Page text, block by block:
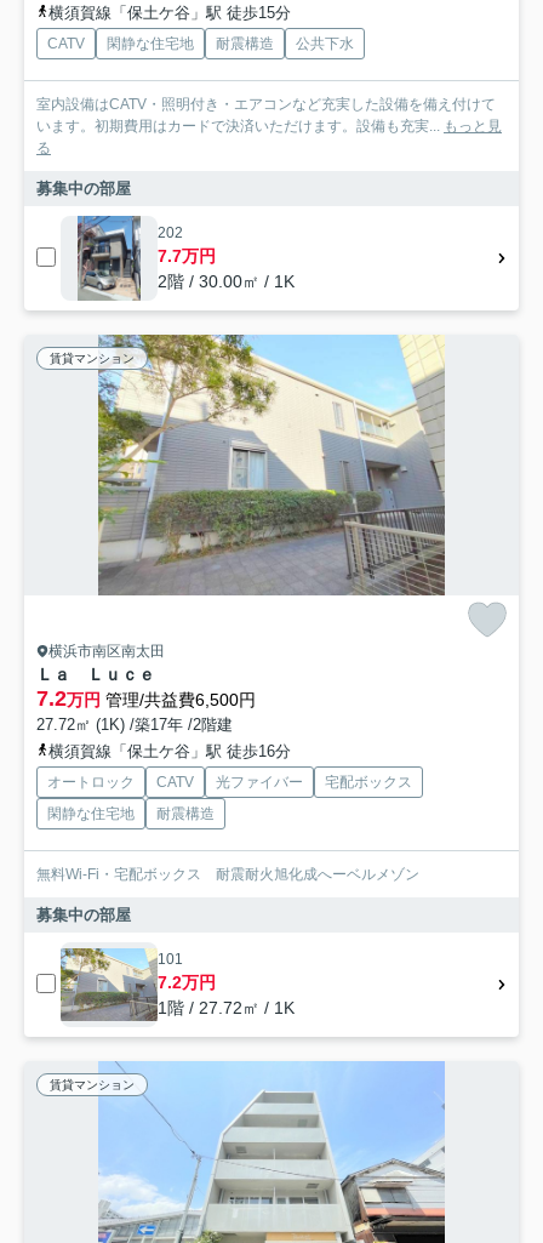
横須賀線「保土ケ谷」駅 徒歩15分
CATV 閑静な住宅地 耐震構造 公共下水
室内設備はCATV・照明付き・エアコンなど充実した設備を備え付けて
います。初期費用はカードで決済いただけます。設備も充実... もっと見
る
募集中の部屋
202
7.7万円
2階 / 30.00㎡ / 1K
賃貸マンション
横浜市南区南太田
Ｌａ Ｌｕｃｅ
7.2万円 管理/共益費6,500円
27.72㎡ (1K) /築17年 /2階建
横須賀線「保土ケ谷」駅 徒歩16分
オートロック CATV 光ファイバー
宅配ボックス
閑静な住宅地
耐震構造
無料Wi-Fi・宅配ボックス 耐震耐火旭化成へーベルメゾン
募集中の部屋
101
7.2万円
1階 / 27.72㎡ / 1K
賃貸マンション